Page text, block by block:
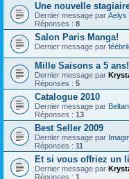
Une nouvelle
Dernier message par Aelys
Réponses : 8
Salon Paris Manga!
Dernier message par
Mille Saisons a 5
Dernier message par
Réponses : 5
Catalogue 2010
Dernier message par
Réponses : 13
Best Seller 2009
Dernier message par
Réponses : 11
Et si vous offriez un
Dernier message par
Réponses : 1